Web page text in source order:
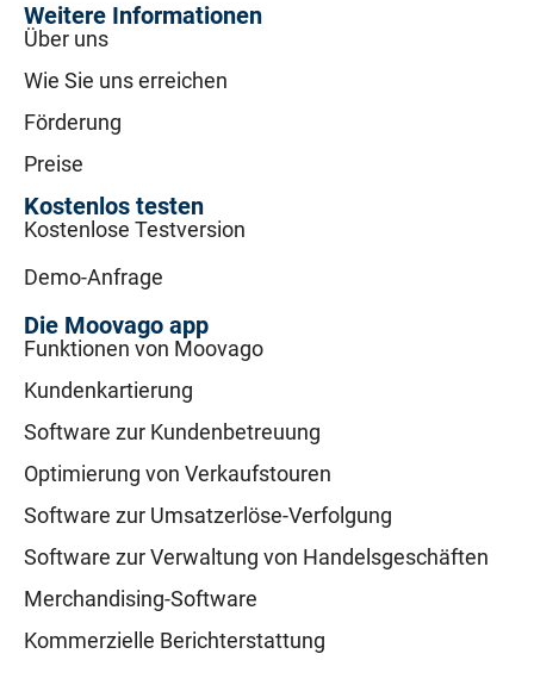
Weitere Informationen
Über uns
Wie Sie uns erreichen
Förderung
Preise
Kostenlos testen
Kostenlose Testversion
Demo-Anfrage
Die Moovago app
Funktionen von Moovago
Kundenkartierung
Software zur Kundenbetreuung
Optimierung von Verkaufstouren
Software zur Umsatzerlöse-Verfolgung
Software zur Verwaltung von Handelsgeschäften
Merchandising-Software
Kommerzielle Berichterstattung